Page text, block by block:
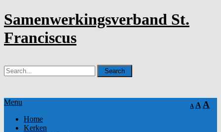
Samenwerkingsverband St.
Franciscus
A A A
Menu
Home
Kerken